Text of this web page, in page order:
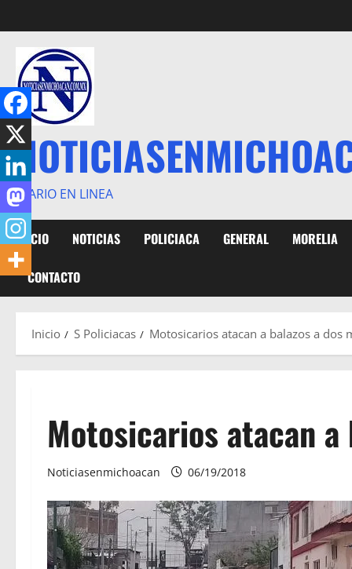
al
contenido
DIARIO EN LINEA
INICIO NOTICIAS POLICIACA GENERAL MORELIA
CONTACTO
Inicio S Policiacas Motosicarios atacan a balazos a dos
Motosicarios atacan
Noticiasenmichoacan 06/19/2018